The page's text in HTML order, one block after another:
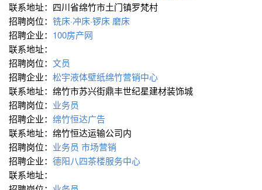
联系地址：四川省绵竹市土门镇罗梵村
招聘岗位： 铣床·冲床·锣床 磨床
招聘企业： 100房产网
联系地址：
招聘岗位： 文员
招聘企业： 松宇液体壁纸绵竹营销中心
联系地址：绵竹市苏兴街鼎丰世纪星建材装饰城
招聘岗位： 业务员
招聘企业： 绵竹恒达广告
联系地址：绵竹恒达运输公司内
招聘岗位： 业务员 市场营销
招聘企业： 德阳八四茶楼服务中心
联系地址：